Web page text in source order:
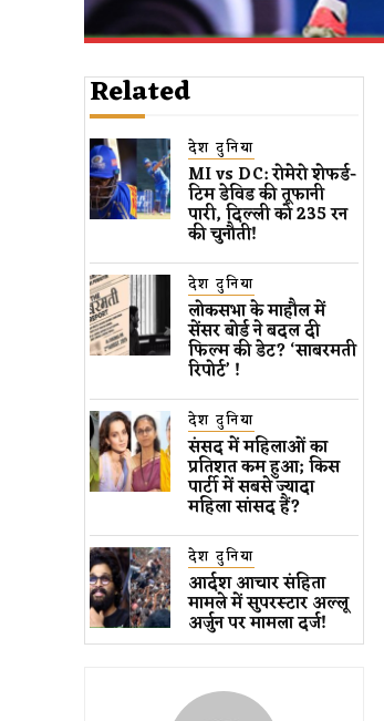
Related
देश दुनिया
MI vs DC: रोमेरो शेफर्ड-
टिम डेविड की तूफानी
पारी, दिल्ली को 235 रन
की चुनौती!
देश दुनिया
लोकसभा के माहौल में
सेंसर बोर्ड ने बदल दी
फिल्म की डेट? ‘साबरमती
रिपोर्ट’ !
देश दुनिया
संसद में महिलाओं का
प्रतिशत कम ​हुआ​; किस
पार्टी में सबसे ज्यादा
महिला सांसद हैं?
देश दुनिया
आर्दश आचार संहिता
मामले में सुपरस्टार अल्लू
अर्जुन पर मामला दर्ज!